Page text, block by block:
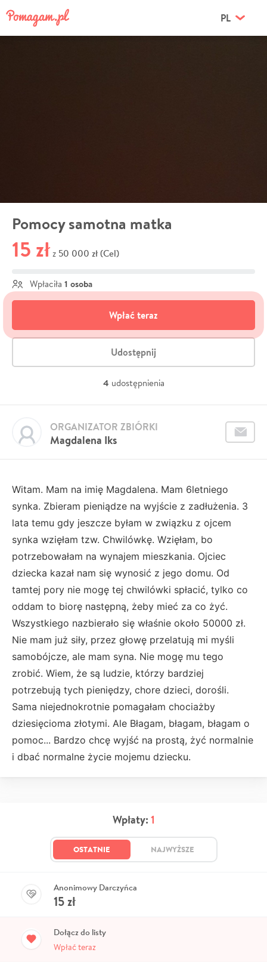
PL
Pomocy samotna matka
15 zł z 50 000 zł (Cel)
Wpłaciła 1 osoba
Wpłać teraz
Udostępnij
4 udostępnienia
Magdalena Iks
ORGANIZATOR ZBIÓRKI
Witam. Mam na imię Magdalena. Mam 6letniego
synka. Zbieram pieniądze na wyjście z zadłużenia. 3
lata temu gdy jeszcze byłam w związku z ojcem
synka wzięłam tzw. Chwilówkę. Wzięłam, bo
potrzebowałam na wynajem mieszkania. Ojciec
dziecka kazał nam się wynosić z jego domu. Od
tamtej pory nie mogę tej chwilówki spłacić, tylko co
oddam to biorę następną, żeby mieć za co żyć.
Wszystkiego nazbierało się właśnie około 50000 zł.
Nie mam już siły, przez głowę przelatują mi myśli
samobójcze, ale mam syna. Nie mogę mu tego
zrobić. Wiem, że są ludzie, którzy bardziej
potrzebują tych pieniędzy, chore dzieci, dorośli.
Sama niejednokrotnie pomagałam chociażby
dziesięcioma złotymi. Ale Błagam, błagam, błagam o
pomoc... Bardzo chcę wyjść na prostą, żyć normalnie
i dbać normalne życie mojemu dziecku.
Wpłaty: 1
OSTATNIE NAJWYŻSZE
Anonimowy Darczyńca
15zł
Dołącz do listy
Wpłać teraz